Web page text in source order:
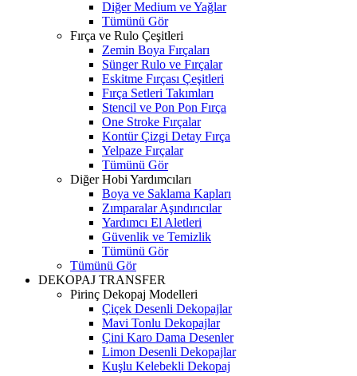
Diğer Medium ve Yağlar
Tümünü Gör
Fırça ve Rulo Çeşitleri
Zemin Boya Fırçaları
Sünger Rulo ve Fırçalar
Eskitme Fırçası Çeşitleri
Fırça Setleri Takımları
Stencil ve Pon Pon Fırça
One Stroke Fırçalar
Kontür Çizgi Detay Fırça
Yelpaze Fırçalar
Tümünü Gör
Diğer Hobi Yardımcıları
Boya ve Saklama Kapları
Zımparalar Aşındırıcılar
Yardımcı El Aletleri
Güvenlik ve Temizlik
Tümünü Gör
Tümünü Gör
DEKOPAJ TRANSFER
Pirinç Dekopaj Modelleri
Çiçek Desenli Dekopajlar
Mavi Tonlu Dekopajlar
Çini Karo Dama Desenler
Limon Desenli Dekopajlar
Kuşlu Kelebekli Dekopaj